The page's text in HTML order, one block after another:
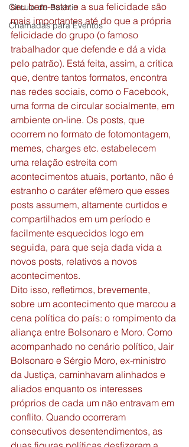
Circulo de Bakhtin
Chamadas para Eventos
seu bem-estar e a sua felicidade são
mais importantes até do que a própria
felicidade do grupo (o famoso
trabalhador que defende e dá a vida
pelo patrão). Está feita, assim, a crítica
que, dentre tantos formatos, encontra
nas redes sociais, como o Facebook,
uma forma de circular socialmente, em
ambiente on-line. Os posts, que
ocorrem no formato de fotomontagem,
memes, charges etc. estabelecem
uma relação estreita com
acontecimentos atuais, portanto, não é
estranho o caráter efêmero que esses
posts assumem, altamente curtidos e
compartilhados em um período e
facilmente esquecidos logo em
seguida, para que seja dada vida a
novos posts, relativos a novos
acontecimentos.
Dito isso, refletimos, brevemente,
sobre um acontecimento que marcou a
cena política do país: o rompimento da
aliança entre Bolsonaro e Moro. Como
acompanhado no cenário político, Jair
Bolsonaro e Sérgio Moro, ex-ministro
da Justiça, caminhavam alinhados e
aliados enquanto os interesses
próprios de cada um não entravam em
conflito. Quando ocorreram
consecutivos desentendimentos, as